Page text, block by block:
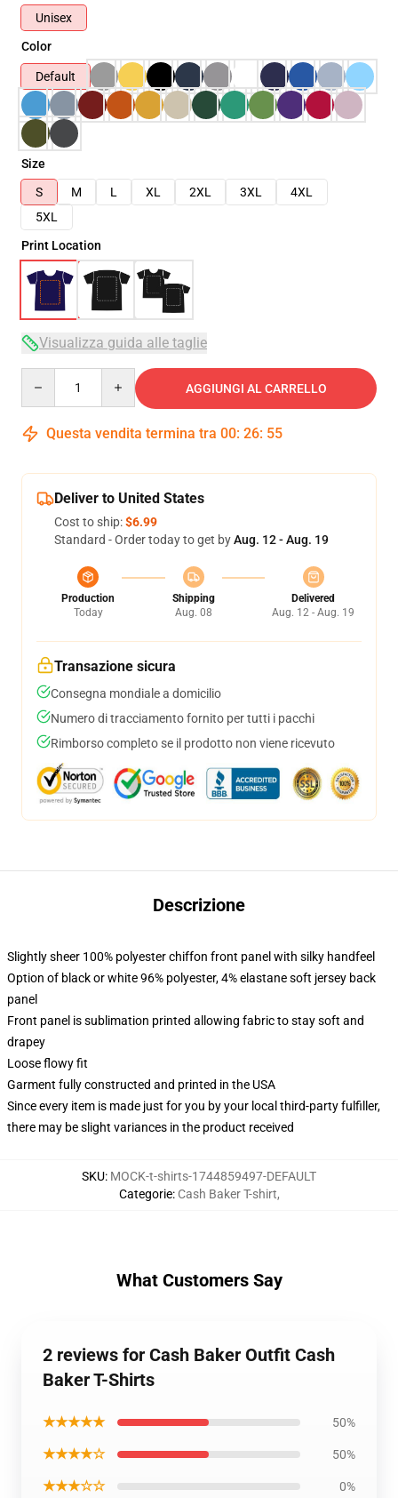
Unisex
Color
Default
Size
S
M L XL 2XL 3XL
4XL
5XL
Print Location
Visualizza guida alle taglie
AGGIUNGI AL CARRELLO
Questa vendita termina tra 00: 26: 54
Deliver to United States
Cost to ship:$6.99
Standard - Order today to get byAug. 12 - Aug. 19
Production
Today
Shipping
Aug. 08
Delivered
Aug. 12 - Aug. 19
Transazione sicura
Consegna mondiale a domicilio
Numero di tracciamento fornito per tutti i pacchi
Rimborso completo se il prodotto non viene ricevuto
Descrizione
Slightly sheer 100% polyester chiffon front panel with silky handfeel
Option of black or white 96% polyester, 4% elastane soft jersey back
panel
Front panel is sublimation printed allowing fabric to stay soft and
drapey
Loose flowy fit
Garment fully constructed and printed in the USA
Since every item is made just for you by your local third-party fulfiller,
there may be slight variances in the product received
SKU: MOCK-t-shirts-1744859497-DEFAULT
Categorie: Cash Baker T-shirt,
What Customers Say
2 reviews for Cash Baker Outfit Cash
Baker T-Shirts
★★★★★ 50%
★★★★☆ 50%
★★★☆☆ 0%